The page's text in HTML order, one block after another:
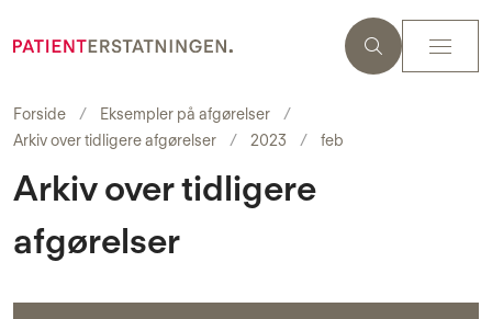
Forside
Eksempler på afgørelser
Arkiv over tidligere afgørelser
2023 feb
Arkiv over tidligere
afgørelser